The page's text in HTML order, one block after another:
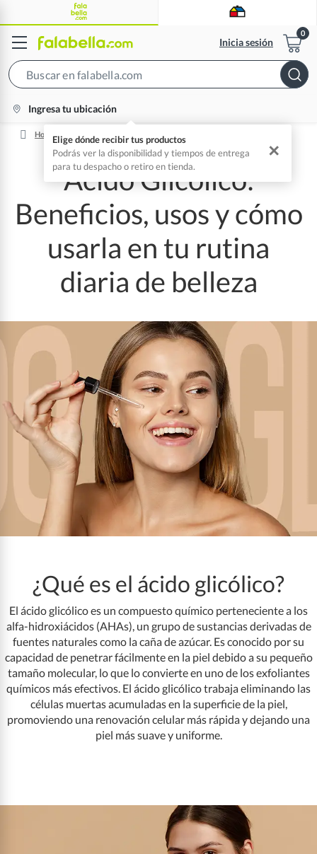
Inicia sesión
location-
Ingresa tu ubicación
Elige dónde recibir tus productos
Podrás ver la disponibilidad y tiempos de entrega
para tu despacho o retiro en tienda.
✕
Home Ácido Glicólico: Beneficios, Usos Y Cómo Incorporarlo A Tu Rutina
Ácido Glicólico:
Beneficios, usos y cómo
usarla en tu rutina
diaria de belleza
¿Qué es el ácido glicólico?
El ácido glicólico es un compuesto químico perteneciente a los
alfa-hidroxiácidos (AHAs), un grupo de sustancias derivadas de
fuentes naturales como la caña de azúcar. Es conocido por su
capacidad de penetrar fácilmente en la piel debido a su pequeño
tamaño molecular, lo que lo convierte en uno de los exfoliantes
químicos más efectivos. El ácido glicólico trabaja eliminando las
células muertas acumuladas en la superficie de la piel,
promoviendo una renovación celular más rápida y dejando una
piel más suave y uniforme.